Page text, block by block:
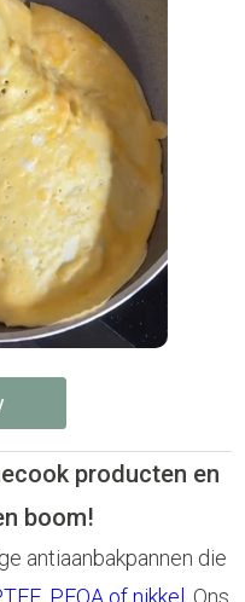
producten en
boom!
antiaanbakpannen die
PFOA of nikkel . Ons